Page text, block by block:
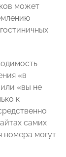
может
«в
«вы не
к
самих
номера могут